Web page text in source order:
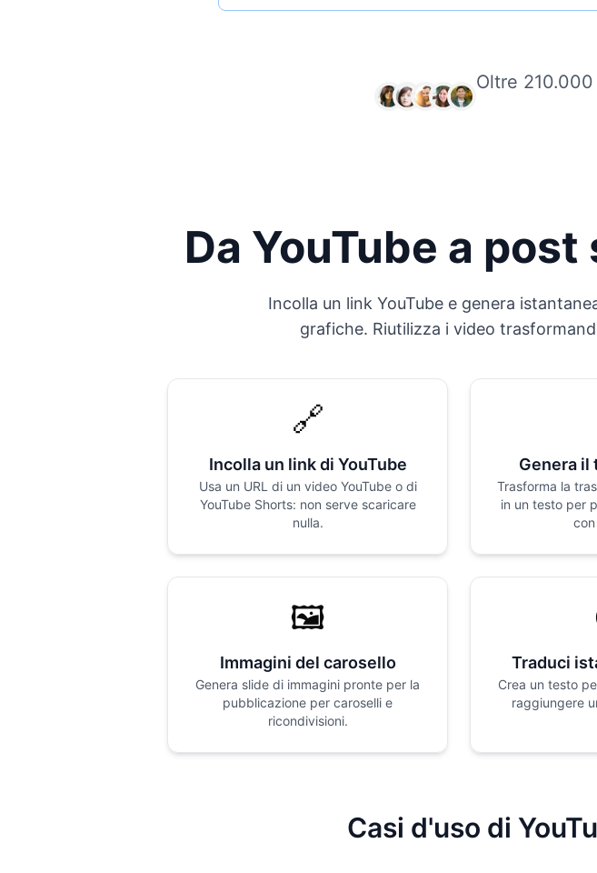
Oltre
Da YouTube a
Incolla un link YouTube e genera
grafiche. Riutilizza i video
🔗
Incolla un link di YouTube
Usa un URL di un video YouTube o di
YouTube Shorts: non serve scaricare
nulla.
Genera il
Trasforma la
in un testo per
🖼️
Immagini del carosello
Genera slide di immagini pronte per la
pubblicazione per caroselli e
ricondivisioni.
Traduci
Crea un testo
raggiungere
Casi d'uso di